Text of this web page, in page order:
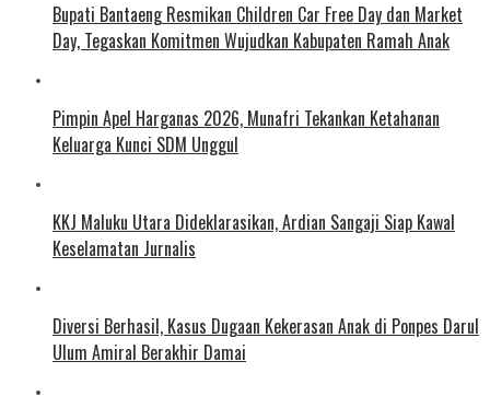
Bupati Bantaeng Resmikan Children Car Free Day dan Market
Day, Tegaskan Komitmen Wujudkan Kabupaten Ramah Anak
Pimpin Apel Harganas 2026, Munafri Tekankan Ketahanan
Keluarga Kunci SDM Unggul
KKJ Maluku Utara Dideklarasikan, Ardian Sangaji Siap Kawal
Keselamatan Jurnalis
Diversi Berhasil, Kasus Dugaan Kekerasan Anak di Ponpes Darul
Ulum Amiral Berakhir Damai